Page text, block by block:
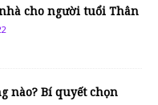
cho người tuổi Thân
nào? Bí quyết chọn